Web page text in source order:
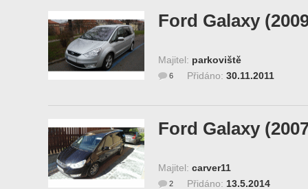
Ford Galaxy
Majitel: parkoviště
Přidáno: 30.11.2011
6
Ford Galaxy
Majitel: carver11
Přidáno: 13.5.2014
2